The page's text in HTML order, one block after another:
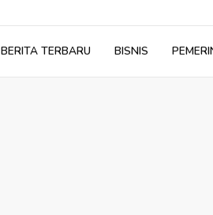
BERITA TERBARU BISNIS